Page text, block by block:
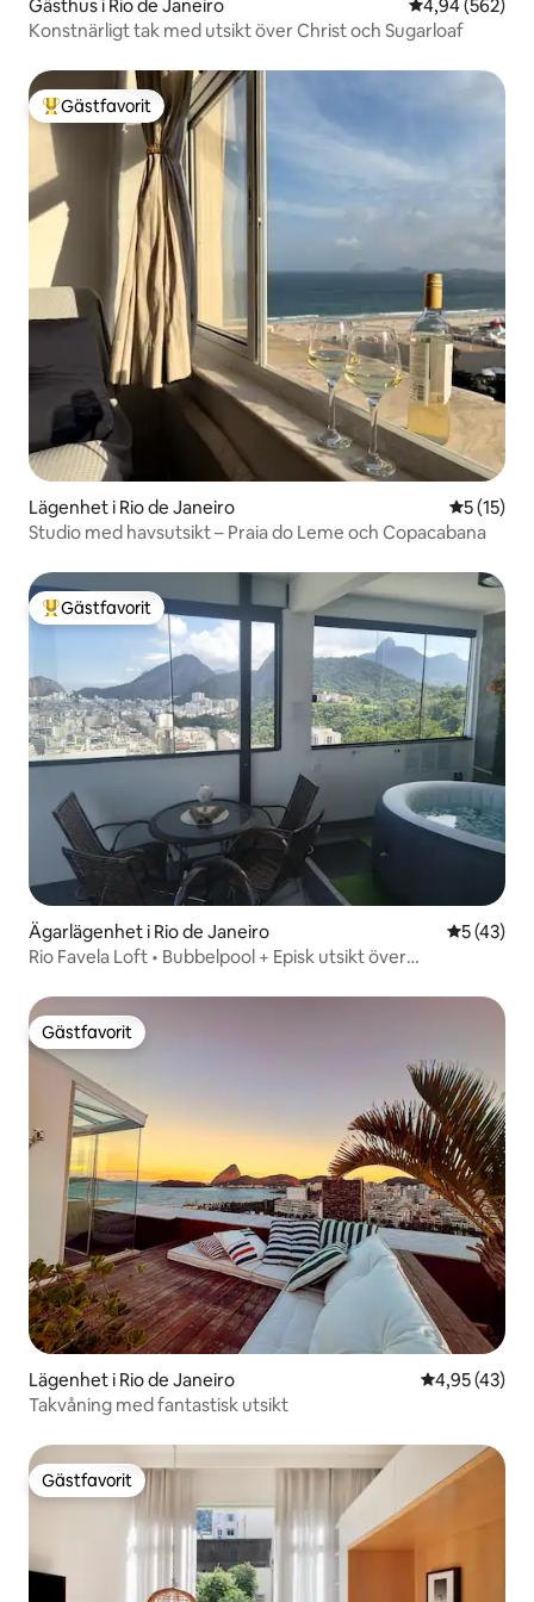
Gästhus i Rio de Janeiro 4,94 av 5 i
4,94 (562)
Konstnärligt tak med utsikt över Christ och Sugarloaf
Populär gästfavorit
Gästfavorit
Lägenhet i Rio de Janeiro 5 av 5 i
5 (15)
Studio med havsutsikt – Praia do Leme och Copacabana
Populär gästfavorit
Gästfavorit
Ägarlägenhet i Rio de Janeiro 5 av 5 i
5 (43)
Rio Favela Loft • Bubbelpool + Episk utsikt över
Gästfavorit
Gästfavorit
Lägenhet i Rio de Janeiro 4,95 av 5 i
4,95 (43)
Takvåning med fantastisk utsikt
Gästfavorit
Gästfavorit